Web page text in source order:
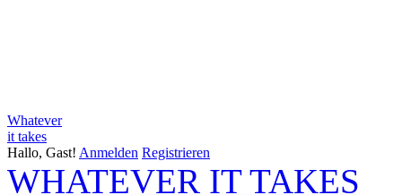
Whatever
it takes
Hallo, Gast! Anmelden Registrieren
WHATEVER IT TAKES